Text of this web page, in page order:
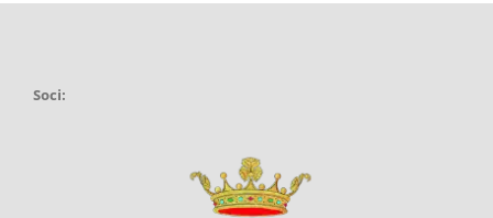
Soci: